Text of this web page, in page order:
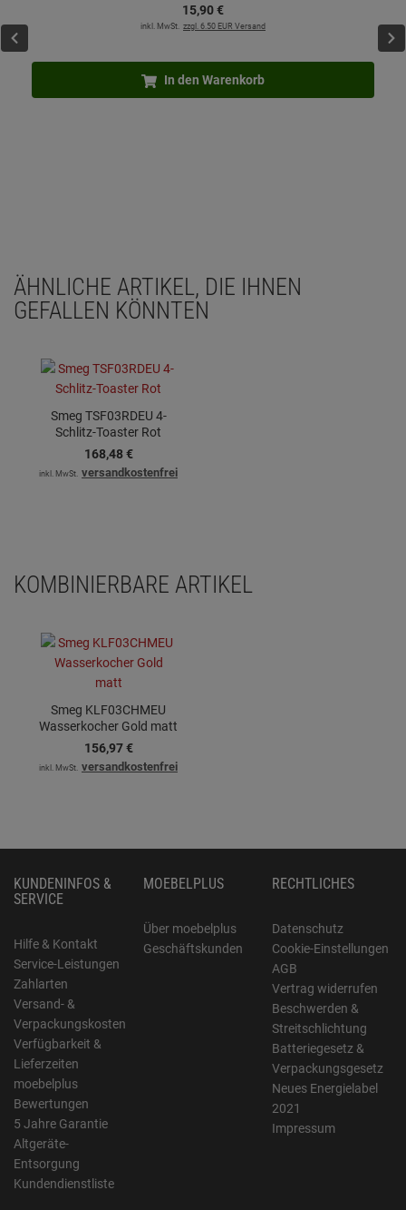
15,90€
inkl. MwSt. zzgl. 6.50 EUR Versand
In den Warenkorb
ÄHNLICHE ARTIKEL, DIE IHNEN
GEFALLEN KÖNNTEN
Smeg TSF03RDEU 4-
Schlitz-Toaster Rot
168,48 €
inkl. MwSt. versandkostenfrei
KOMBINIERBARE ARTIKEL
Smeg KLF03CHMEU
Wasserkocher Gold matt
156,97 €
inkl. MwSt. versandkostenfrei
KUNDENINFOS &
SERVICE
Hilfe & Kontakt
Service-Leistungen
Zahlarten
Versand- &
Verpackungskosten
Verfügbarkeit &
Lieferzeiten
moebelplus
Bewertungen
5 Jahre Garantie
Altgeräte-
Entsorgung
Kundendienstliste
MOEBELPLUS
Über moebelplus
Geschäftskunden
RECHTLICHES
Datenschutz
Cookie-Einstellungen
AGB
Vertrag widerrufen
Beschwerden &
Streitschlichtung
Batteriegesetz &
Verpackungsgesetz
Neues Energielabel
2021
Impressum